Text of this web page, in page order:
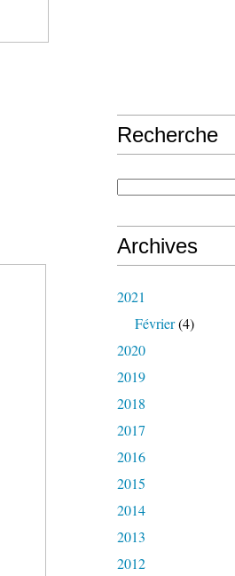
Recherche
Archives
2021
Février(4)
2020
2019
2018
2017
2016
2015
2014
2013
2012